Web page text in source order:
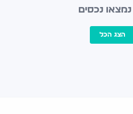
נכסים
הצג הכל